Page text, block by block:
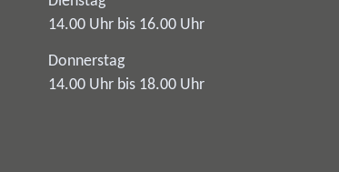
14.00 Uhr bis 16.00 Uhr
Donnerstag
14.00 Uhr bis 18.00 Uhr